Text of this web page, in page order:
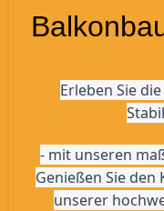
Erleben Sie
- mit unseren
Genießen Sie
unserer